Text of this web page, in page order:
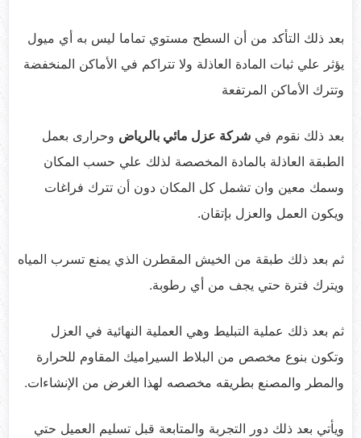
بعد ذلك التأكد من أن السطح مستوي تماما ليس به أي ميول
يؤثر علي ثبات المادة العاذلة ولا تتراكم في الأماكن المنخفضة
وتترك الأماكن المرتفعة
بعد ذلك نقوم في شركة عزل مائي بالرياض وحرارى بعمل
الطبقة العاذلة بالمادة المخصصة لذلك علي حسب المكان
وسمك معين وان تشمل كل المكان دون أن تترك فراغات
ويكون العمل والعزل بإتقان.
ثم بعد ذلك طبقة من الخيش المقطرن الذي يمنع تسرب المياه
ويترك فترة حتي يجف من أي رطوبة.
ثم بعد ذلك عملية التبليط وهي العملية النهائية في العزل
وتكون بنوع مخصص من البلاط السيراميك المقاوم للحرارة
والمطر والمصنع بطريقه مخصصه لهذا الغرض من الإنشاءات.
ويأتي بعد ذلك دور التجربة والمتابعة قبل تسليم العميل حتي